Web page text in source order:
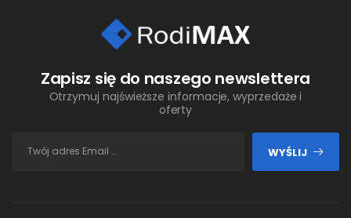
Zapisz się do naszego newslettera
Otrzymuj najświeższe informacje, wyprzedaże i
oferty
WYŚLIJ